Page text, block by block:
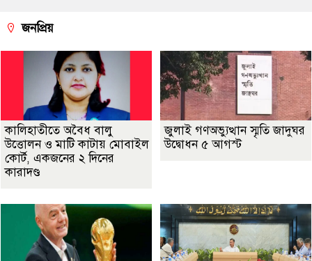
জনপ্রিয়
কালিহাতীতে অবৈধ বালু
উত্তোলন ও মাটি কাটায় মোবাইল
কোর্ট, একজনের ২ দিনের
কারাদণ্ড
জুলাই গণঅভ্যুত্থান স্মৃতি জাদুঘর
উদ্বোধন ৫ আগস্ট